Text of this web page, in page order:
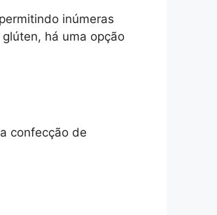
inúmeras
há uma opção
confecção de